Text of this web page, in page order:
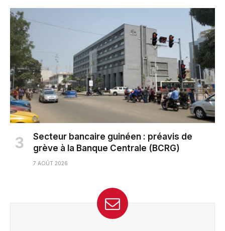
Secteur bancaire guinéen : préavis de
grève à la Banque Centrale (BCRG)
7 AOÛT 2026